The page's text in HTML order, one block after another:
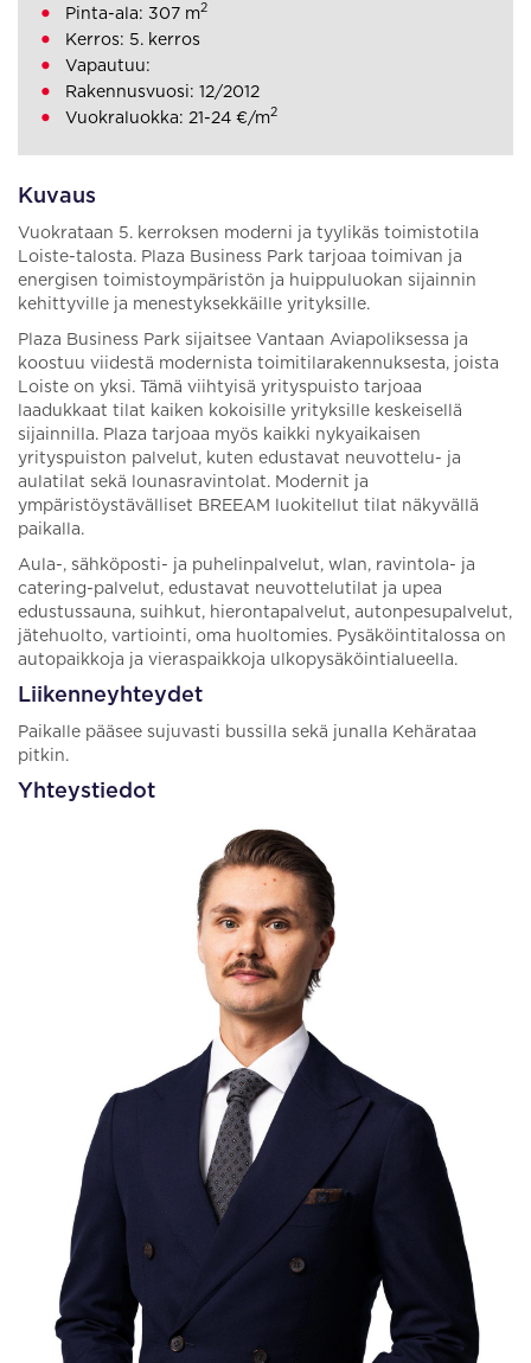
Kuvaus
Vuokrataan 5. kerroksen moderni ja tyylikäs toimistotila
Loiste-talosta. Plaza Business Park tarjoaa toimivan ja
energisen toimistoympäristön ja huippuluokan sijainnin
kehittyville ja menestyksekkäille yrityksille.
Plaza Business Park sijaitsee Vantaan Aviapoliksessa ja
koostuu viidestä modernista toimitilarakennuksesta, joista
Loiste on yksi. Tämä viihtyisä yrityspuisto tarjoaa
laadukkaat tilat kaiken kokoisille yrityksille keskeisellä
sijainnilla. Plaza tarjoaa myös kaikki nykyaikaisen
yrityspuiston palvelut, kuten edustavat neuvottelu- ja
aulatilat sekä lounasravintolat. Modernit ja
ympäristöystävälliset BREEAM luokitellut tilat näkyvällä
paikalla.
Aula-, sähköposti- ja puhelinpalvelut, wlan, ravintola- ja
catering-palvelut, edustavat neuvottelutilat ja upea
edustussauna, suihkut, hierontapalvelut, autonpesupalvelut,
jätehuolto, vartiointi, oma huoltomies. Pysäköintitalossa on
autopaikkoja ja vieraspaikkoja ulkopysäköintialueella.
Liikenneyhteydet
Paikalle pääsee sujuvasti bussilla sekä junalla Kehärataa
pitkin.
Yhteystiedot
Pinta-ala: 307 m2
Kerros: 5. kerros
Vapautuu:
Rakennusvuosi: 12/2012
Vuokraluokka: 21-24 €/m2